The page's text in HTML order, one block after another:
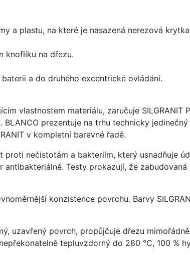
a plastu, na které je nasazená nerezová
knoflíku na dřezu.
a do druhého excentrické ovládání.
vlastnostem materiálu, zaručuje SILGRANIT
prezentuje na trhu technicky
v kompletní barevné řadě.
nečistotám a bakteriím, který usnadňuje
Testy prokazují, že
konzistence povrchu. Barvy
uzavřený povrch, propůjčuje dřezu
tepluvzdorný do 280 °C, 100 %